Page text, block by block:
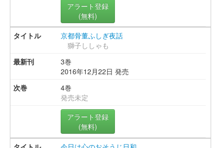
アラート登録
(無料)
京都骨董ふしぎ夜話
獅子ししゃも
3巻
2016年12月22日 発売
4巻
発売未定
アラート登録
(無料)